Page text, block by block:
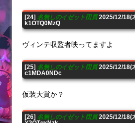
[24] 名無しのイゼット団員2025/12/18(
k1OTQ0MzQ
ヴィンテ収監者映ってますよ
[25] 名無しのイゼット団員2025/12/18(
c1MDA0NDc
仮装大賞か？
[26] 名無しのイゼット団員2025/12/18(